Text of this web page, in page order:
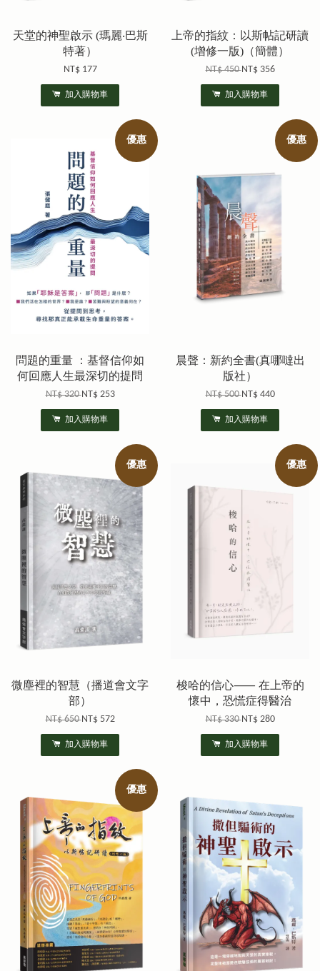
天堂的神聖啟示 (瑪麗‧巴斯
特著）
NT$ 177
加入購物車
上帝的指紋：以斯帖記研讀
(增修一版)（簡體）
NT$ 450NT$ 356
加入購物車
優惠
問題的重量 ：基督信仰如
何回應人生最深切的提問
NT$ 320NT$ 253
加入購物車
優惠
晨聲：新約全書(真哪噠出
版社）
NT$ 500NT$ 440
加入購物車
優惠
微塵裡的智慧（播道會文字
部）
NT$ 650NT$ 572
加入購物車
優惠
梭哈的信心⸺ 在上帝的
懷中，恐慌症得醫治
NT$ 330NT$ 280
加入購物車
優惠